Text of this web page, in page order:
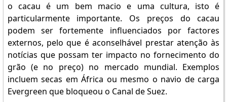
o cacau é um bem macio e uma cultura, isto é
particularmente importante. Os preços do cacau
podem ser fortemente influenciados por factores
externos, pelo que é aconselhável prestar atenção às
notícias que possam ter impacto no fornecimento do
grão (e no preço) no mercado mundial. Exemplos
incluem secas em África ou mesmo o navio de carga
Evergreen que bloqueou o Canal de Suez.